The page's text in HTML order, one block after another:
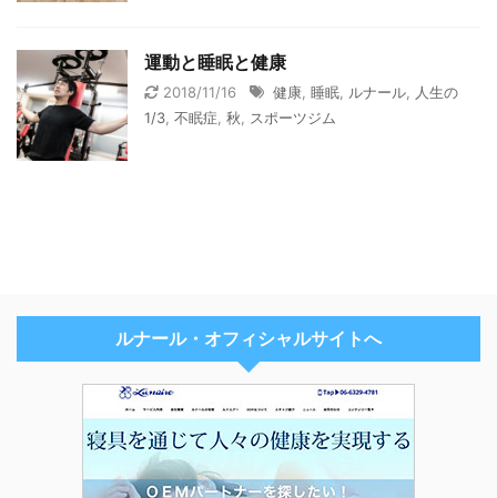
運動と睡眠と健康
2018/11/16 健康 睡眠 ルナール
人生の
1/3 不眠症 秋 スポーツジム
ルナール・オフィシャルサイトへ